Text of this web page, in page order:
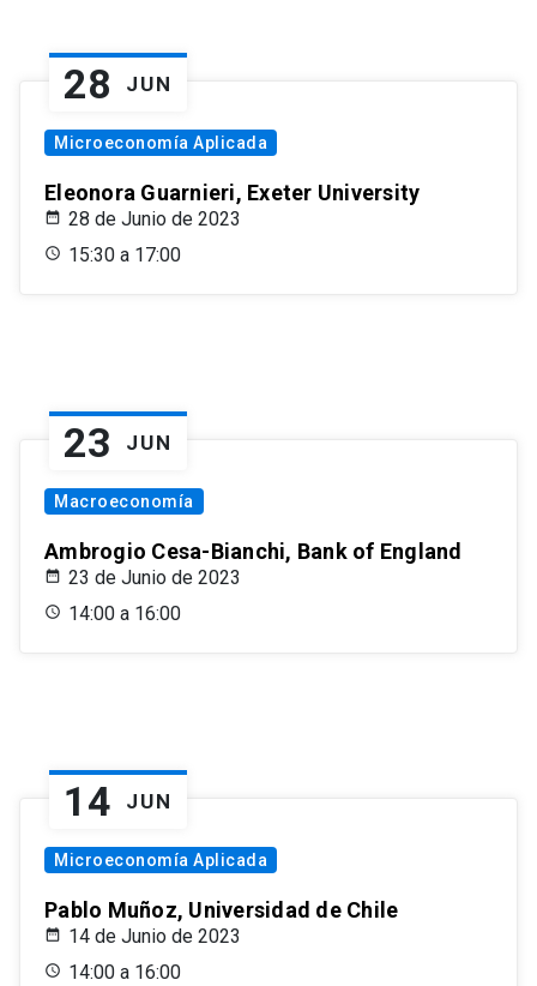
28 JUN
Microeconomía Aplicada
Eleonora Guarnieri, Exeter University
28 de Junio de 2023
15:30 a 17:00
23 JUN
Macroeconomía
Ambrogio Cesa-Bianchi, Bank of England
23 de Junio de 2023
14:00 a 16:00
14 JUN
Microeconomía Aplicada
Pablo Muñoz, Universidad de Chile
14 de Junio de 2023
14:00 a 16:00